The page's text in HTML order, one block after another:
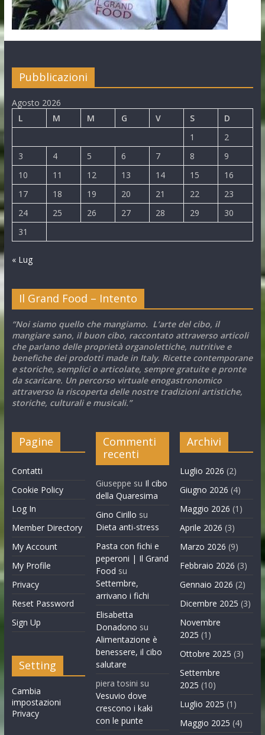
Pubblicazioni
Agosto 2026
L
M M G V S
D
1
2
3
4 5 6 7 8
9
10
11 12 13 14 15
16
17
18 19 20 21 22
23
24
25 26 27 28 29
30
31
« Lug
Il Grand Food – Intento
“Noi siamo quello che mangiamo. L’arte del cibo, il
mangiare sano, il buon cibo, raccontato attraverso articoli
che parlano delle proprietà organolettiche, nutritive e
benefiche dei prodotti made in Italy. Ricette contemporane
e storiche, semplici o articolate, sempre gratuite e pronte
da scaricare. Un percorso virtuale enogastronomico
attraverso la riscoperta delle nostre tradizioni artistiche,
storiche, culturali e musicali.”
Pagine
Contatti
Cookie Policy
Log In
Member Directory
My Account
My Profile
Privacy
Reset Password
Sign Up
Setting
Cambia
impostazioni
Privacy
Commenti
recenti
Giuseppe su Il cibo
della Quaresima
Gino Cirillo su
Dieta anti-stress
Pasta con fichi e
peperoni | Il Grand
Food su
Settembre,
arrivano i fichi
Elisabetta
Donadono su
Alimentazione è
benessere, il cibo
salutare
piera tosini su
Vesuvio dove
crescono i kaki
con le punte
Archivi
Luglio 2026 (2)
Giugno 2026 (4)
Maggio 2026 (1)
Aprile 2026 (3)
Marzo 2026 (9)
Febbraio 2026 (3)
Gennaio 2026 (2)
Dicembre 2025 (3)
Novembre
2025 (1)
Ottobre 2025 (3)
Settembre
2025 (10)
Luglio 2025 (1)
Maggio 2025 (4)